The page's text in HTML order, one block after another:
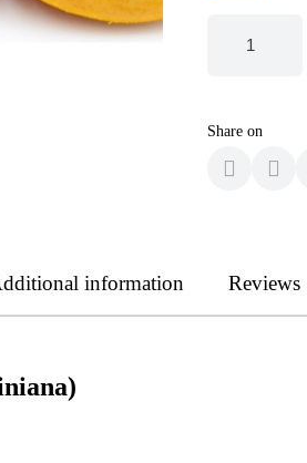
Share on
information Reviews